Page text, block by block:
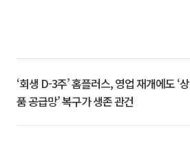
‘회생 D-3주’ 홈플러스, 영업 재개에도 ‘상
품 공급망’ 복구가 생존 관건